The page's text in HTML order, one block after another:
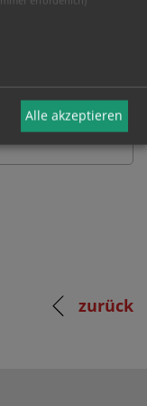
zurück
Alle akzeptieren